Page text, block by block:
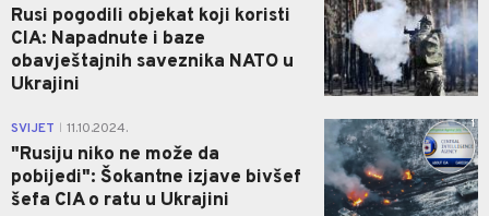
Rusi pogodili objekat koji koristi
CIA: Napadnute i baze
obavještajnih saveznika NATO u
Ukrajini
SVIJET 11.10.2024.
"Rusiju niko ne može da
pobijedi": Šokantne izjave bivšef
šefa CIA o ratu u Ukrajini
1